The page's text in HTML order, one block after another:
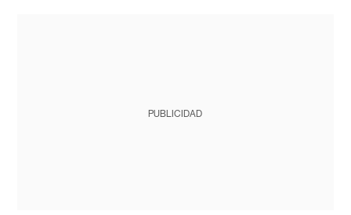
PUBLICIDAD